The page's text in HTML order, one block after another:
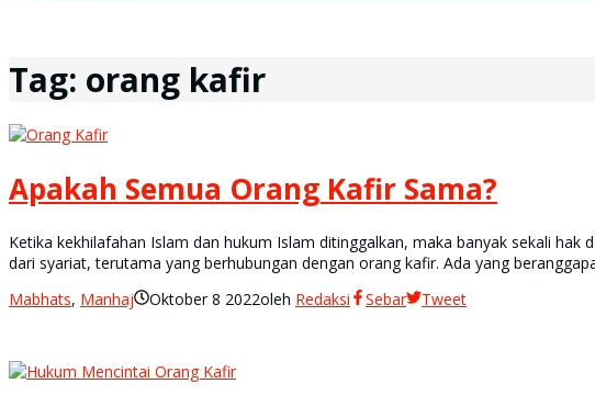
Tag: orang kafir
Apakah Semua Orang Kafir Sama?
Ketika kekhilafahan Islam dan hukum Islam ditinggalkan, maka banyak sekali
dari syariat, terutama yang berhubungan dengan orang kafir. Ada yang
Mabhats, Manhaj Oktober 8 2022oleh Redaksi Sebar Tweet